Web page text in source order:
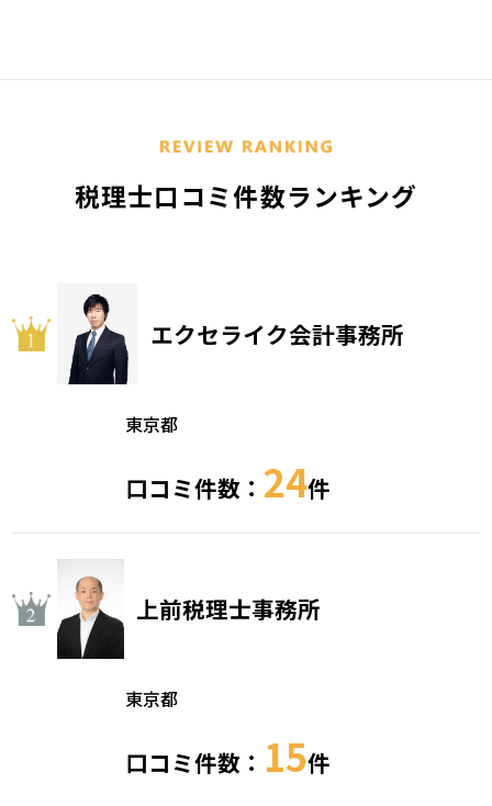
税理士口コミ件数ランキング
エクセライク会計事務所
東京都
口コミ件数： 24件
上前税理士事務所
東京都
口コミ件数： 15件